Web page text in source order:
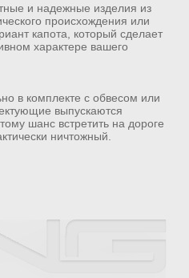
и надежные изделия из
происхождения или
капота, который сделает
характере вашего
в комплекте с обвесом или
выпускаются
шанс встретить на дороге
ничтожный.